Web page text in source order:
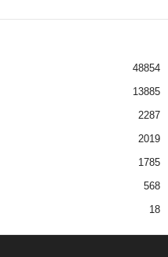
48854
13885
2287
2019
1785
568
18